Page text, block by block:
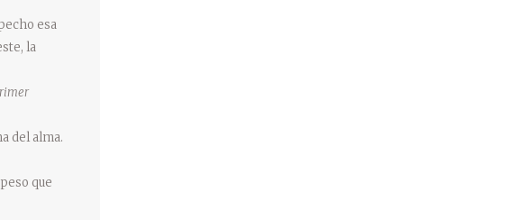
esa
la
del alma.
que